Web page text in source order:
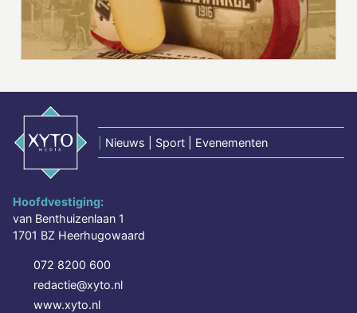
Nieuws | Sport | Evenementen
Hoofdvestiging:
van Benthuizenlaan 1
1701 BZ Heerhugowaard
072 8200 600
redactie@xyto.nl
www.xyto.nl